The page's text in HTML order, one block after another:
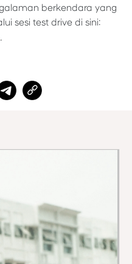
berkendara yang
sesi test drive di sini:
.